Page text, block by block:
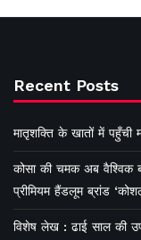
Recent Posts
मातृशक्ति के खातों में पहुँची
कोसा की चमक अब वैश्विक
प्रीमियम हैंडलूम ब्रांड
विशेष लेख : ढाई साल की